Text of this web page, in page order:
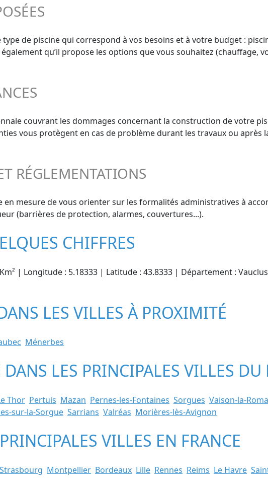
de piscine qui correspond à vos besoins et à votre budget :
qu’il propose les options que vous souhaitez (chauffage,
couvrant les dommages concernant la construction de votre
vous protègent en cas de problème durant les travaux ou après
RÉGLEMENTATIONS
en mesure de vous orienter sur les formalités administratives à
(barrières de protection, alarmes, couvertures...).
CHIFFRES
| Longitude : 5.18333 | Latitude : 43.8333 | Département :
LES VILLES À PROXIMITÉ
Ménerbes
LES PRINCIPALES VILLES DU
Thor Pertuis Mazan Pernes-les-Fontaines Sorgues Vaison-la-
sur-la-Sorgue Sarrians Valréas Morières-lès-Avignon
VILLES EN FRANCE
Strasbourg Montpellier Bordeaux Lille Rennes Reims Le Havre